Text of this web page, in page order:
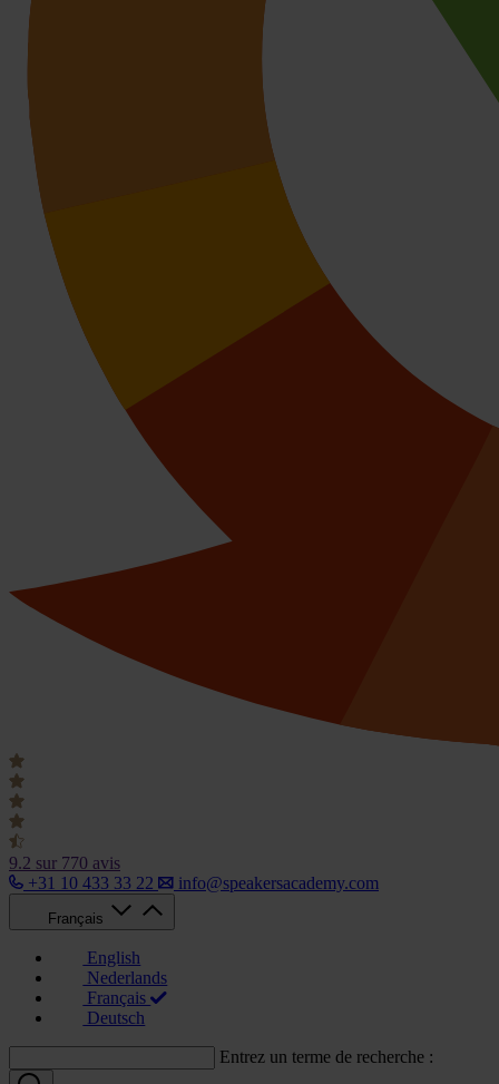
9.2 sur 770 avis
+31 10 433 33 22
info@speakersacademy.com
Français
English
Nederlands
Français
Deutsch
Entrez un terme de recherche :